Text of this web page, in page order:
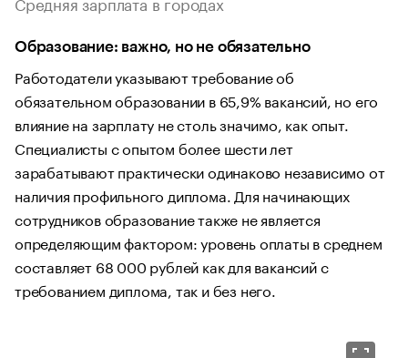
Образование: важно, но не обязательно
Работодатели указывают требование об
обязательном образовании в 65,9% вакансий, но его
влияние на зарплату не столь значимо, как опыт.
Специалисты с опытом более шести лет
зарабатывают практически одинаково независимо от
наличия профильного диплома. Для начинающих
сотрудников образование также не является
определяющим фактором: уровень оплаты в среднем
составляет 68 000 рублей как для вакансий с
требованием диплома, так и без него.